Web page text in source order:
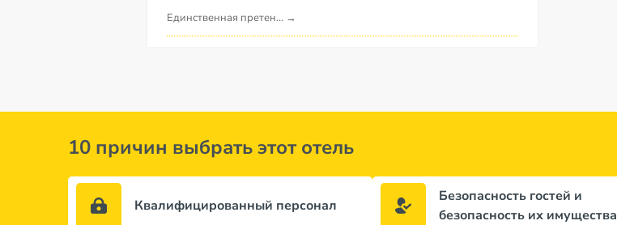
Единственная претен... →
10 причин выбрать этот отель
Квалифицированный персонал
Безопасность гостей и
безопасность их имущества